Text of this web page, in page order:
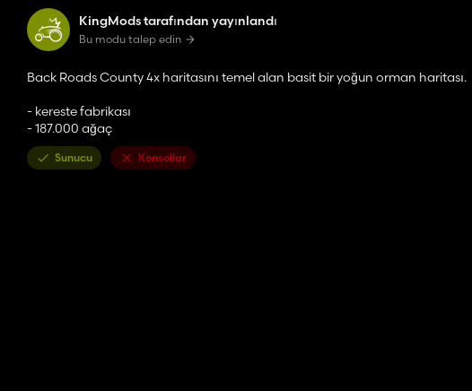
KingMods tarafından yayınlandı
Bu modu talep edin
Back Roads County 4x haritasını temel alan basit bir yoğun orman haritası.
- kereste fabrikası
- 187.000 ağaç
Sunucu Konsollar